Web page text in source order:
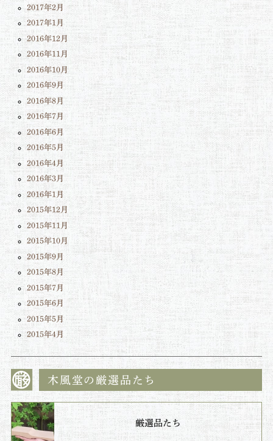
2017年2月
2017年1月
2016年12月
2016年11月
2016年10月
2016年9月
2016年8月
2016年7月
2016年6月
2016年5月
2016年4月
2016年3月
2016年1月
2015年12月
2015年11月
2015年10月
2015年9月
2015年8月
2015年7月
2015年6月
2015年5月
2015年4月
木風堂の厳選品たち
厳選品たち